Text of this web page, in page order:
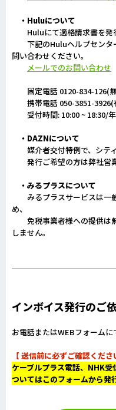
・Huluについて
Huluにて適格請求書を発行
下記のHuluヘルプセンタ
問い合わせください。
メールでのお問い合わせ
固定電話 0120-834-126(
携帯電話 050-3851-3926(
受付時間: 10:00 ~ 18:30/年
・DAZNについて
媒介者交付特例で、シティ
発行ご希望の方は弊社営業
・みるプラスについて
みるプラスサービスは一
め、
免税事業者様への提供は
しません。
インボイス発行のご
お電話またはWEBフォームに
【 送信前に必ずご確認くださ
ケーブルプラス電話、NHK
ついてはこのフォームから発